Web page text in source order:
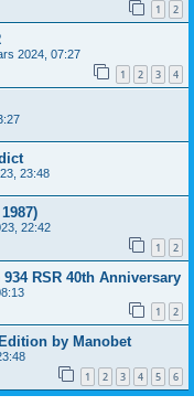
1 2
2024, 07:27
1 2 3 4
23:48
22:42
1 2
RSR 40th Anniversary
1 2
by Manobet
1 2 3 4 5 6